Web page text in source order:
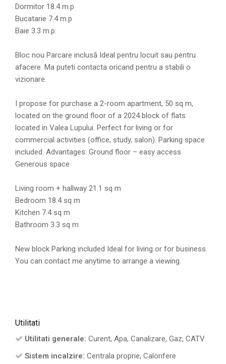
Dormitor 18.4 m.p
Bucatarie 7.4 m.p
Baie 3.3 m.p.
Bloc nou Parcare inclusă Ideal pentru locuit sau pentru
afacere. Ma puteti contacta oricand pentru a stabili o
vizionare.
I propose for purchase a 2-room apartment, 50 sq m,
located on the ground floor of a 2024 block of flats
located in Valea Lupului. Perfect for living or for
commercial activities (office, study, salon). Parking space
included. Advantages: Ground floor – easy access
Generous space
Living room + hallway 21.1 sq m
Bedroom 18.4 sq m
Kitchen 7.4 sq m
Bathroom 3.3 sq m
New block Parking included Ideal for living or for business.
You can contact me anytime to arrange a viewing.
Utilitati
Utilitati generale: Curent, Apa, Canalizare, Gaz, CATV
Sistem incalzire: Centrala proprie, Calorifere